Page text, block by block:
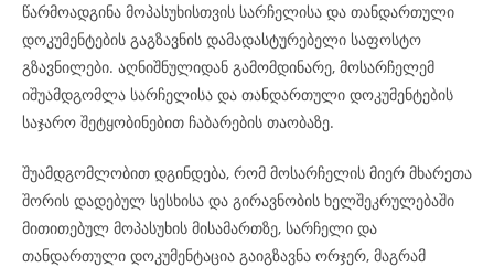
წარმოადგინა მოპასუხისთვის სარჩელისა და თანდართული
დოკუმენტების გაგზავნის დამადასტურებელი საფოსტო
გზავნილები. აღნიშნულიდან გამომდინარე, მოსარჩელემ
იშუამდგომლა სარჩელისა და თანდართული დოკუმენტების
საჯარო შეტყობინებით ჩაბარების თაობაზე.
შუამდგომლობით დგინდება, რომ მოსარჩელის მიერ მხარეთა
შორის დადებულ სესხისა და გირავნობის ხელშეკრულებაში
მითითებულ მოპასუხის მისამართზე, სარჩელი და
თანდართული დოკუმენტაცია გაიგზავნა ორჯერ, მაგრამ